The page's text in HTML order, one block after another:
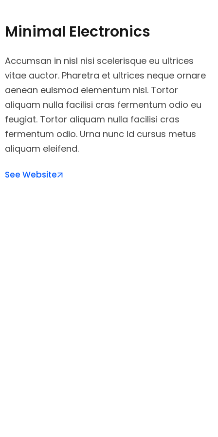
Minimal Electronics
Accumsan in nisl nisi scelerisque eu ultrices
vitae auctor. Pharetra et ultrices neque ornare
aenean euismod elementum nisi. Tortor
aliquam nulla facilisi cras fermentum odio eu
feugiat. Tortor aliquam nulla facilisi cras
fermentum odio. Urna nunc id cursus metus
aliquam eleifend.
See Website